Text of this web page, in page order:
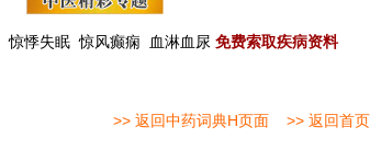
惊悸失眠 惊风癫痫 血淋血尿 免费索取疾病资料
>> 返回中药词典H页面 >> 返回首页